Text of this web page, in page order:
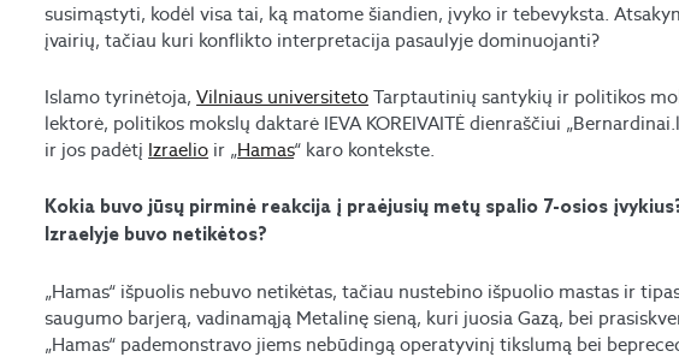
susimąstyti, kodėl visa tai, ką matome šiandien, įvyko ir tebevyksta.
įvairių, tačiau kuri konflikto interpretacija pasaulyje dominuojanti?
Islamo tyrinėtoja,Vilniaus universiteto Tarptautinių santykių ir politikos
lektorė, politikos mokslų daktarė IEVA KOREIVAITĖ dienraščiui
ir jos padėtį Izraelio ir „Hamas“ karo kontekste.
Kokia buvo jūsų pirminė reakcija į praėjusių metų spalio 7-osios
Izraelyje buvo netikėtos?
„Hamas“ išpuolis nebuvo netikėtas, tačiau nustebino išpuolio mastas ir
saugumo barjerą, vadinamąją Metalinę sieną, kuri juosia Gazą, bei
„Hamas“ pademonstravo jiems nebūdingą operatyvinį tikslumą bei